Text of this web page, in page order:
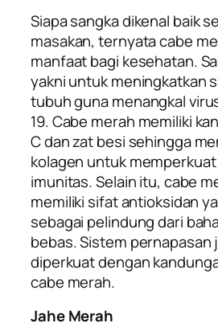
Siapa sangka dikenal baik
masakan, ternyata cabe
manfaat bagi kesehatan.
yakni untuk meningkatkan
tubuh guna menangkal
19. Cabe merah memiliki
C dan zat besi sehingga
kolagen untuk
imunitas. Selain itu, cabe
memiliki sifat antioksidan
sebagai pelindung dari
bebas. Sistem pernapasan
diperkuat dengan
cabe merah.
Jahe Merah